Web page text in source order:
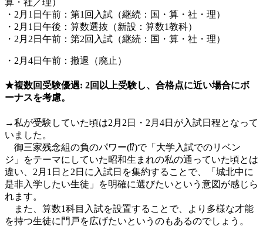
算・社／理）
・2月1日午前：第1回入試（継続：国・算・社・理）
・2月1日午後：算数選抜（新設：算数1教科）
・2月2日午前：第2回入試（継続：国・算・社・理）
・2月4日午前：撤退（廃止）
★複数回受験優遇: 2回以上受験し、合格点に近い場合にボ
ーナスを考慮。
→私が受験していた頃は2月2日・2月4日が入試日程となって
いました。
御三家残念組の負のパワー(⁉️)で「大学入試でのリベン
ジ」をテーマにしていた昭和生まれの私の通っていた頃とは
違い、2月1日と2日に入試日を集約することで、「城北中に
是非入学したい生徒」を明確に選びたいという意図が感じら
れます。
また、算数1科目入試を設置することで、より多様な才能
を持つ生徒に門戸を広げたいというのもあるのでしょう。